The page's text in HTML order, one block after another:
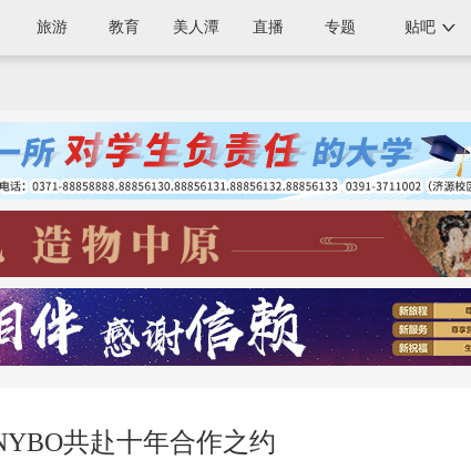
旅游 教育 美人潭 直播 专题 贴吧
共赴十年合作之约